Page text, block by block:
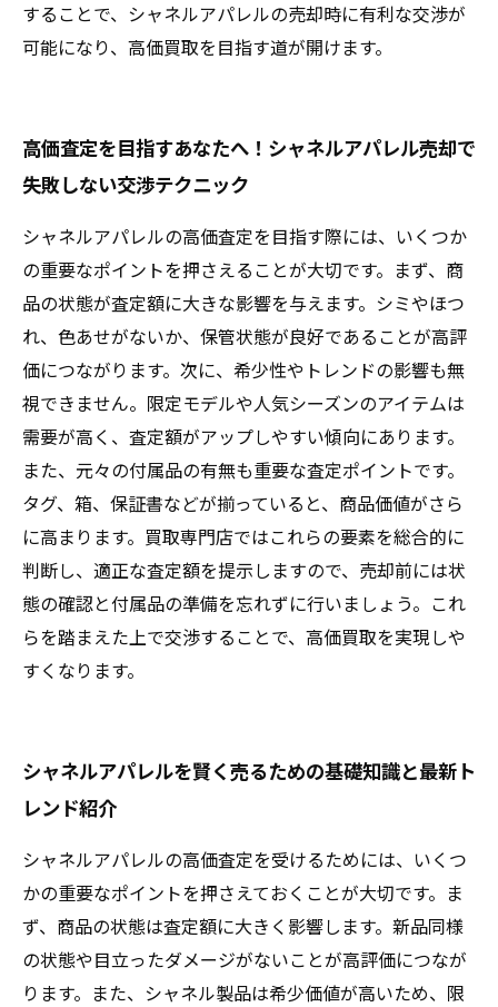
することで、シャネルアパレルの売却時に有利な交渉が
可能になり、高価買取を目指す道が開けます。
高価査定を目指すあなたへ！シャネルアパレル売却で
失敗しない交渉テクニック
シャネルアパレルの高価査定を目指す際には、いくつか
の重要なポイントを押さえることが大切です。まず、商
品の状態が査定額に大きな影響を与えます。シミやほつ
れ、色あせがないか、保管状態が良好であることが高評
価につながります。次に、希少性やトレンドの影響も無
視できません。限定モデルや人気シーズンのアイテムは
需要が高く、査定額がアップしやすい傾向にあります。
また、元々の付属品の有無も重要な査定ポイントです。
タグ、箱、保証書などが揃っていると、商品価値がさら
に高まります。買取専門店ではこれらの要素を総合的に
判断し、適正な査定額を提示しますので、売却前には状
態の確認と付属品の準備を忘れずに行いましょう。これ
らを踏まえた上で交渉することで、高価買取を実現しや
すくなります。
シャネルアパレルを賢く売るための基礎知識と最新ト
レンド紹介
シャネルアパレルの高価査定を受けるためには、いくつ
かの重要なポイントを押さえておくことが大切です。ま
ず、商品の状態は査定額に大きく影響します。新品同様
の状態や目立ったダメージがないことが高評価につなが
ります。また、シャネル製品は希少価値が高いため、限